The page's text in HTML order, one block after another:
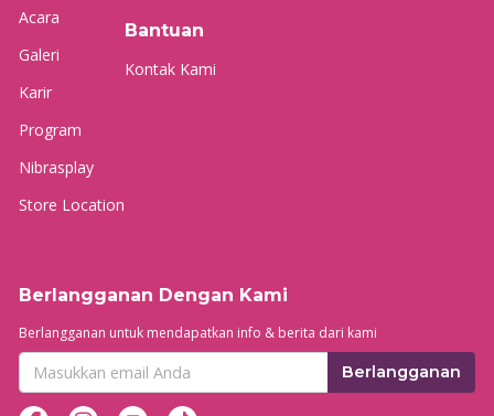
Acara
Galeri
Karir
Program
Nibrasplay
Store Location
Bantuan
Kontak Kami
Berlangganan Dengan Kami
Berlangganan untuk mendapatkan info & berita dari kami
Berlangganan